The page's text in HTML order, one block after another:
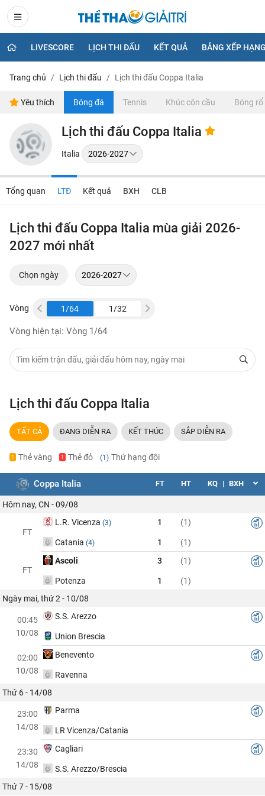
LIVESCORE LỊCH THI ĐẤU KẾT QUẢ BẢNG XẾP
Trang chủ Lịch thi đấu Lịch thi đấu Coppa Italia
Yêu thích Bóng đá Tennis Khúc côn cầu Bóng rổ
Lịch thi đấu Coppa Italia
Italia
Tổng quan LTĐ Kết quả BXH CLB
Lịch thi đấu Coppa Italia mùa giải 2026-
2027 mới nhất
Chọn ngày
Vòng
1/32 1/64 1/32
Vòng hiện tại: Vòng 1/64
Lịch thi đấu Coppa Italia
TẤT CẢ ĐANG DIỄN RA KẾT THÚC SẮP DIỄN RA
1 Thẻ vàng 1 Thẻ đỏ (1) Thứ hạng đội
Coppa Italia FT HT KQ | BXH
Hôm nay, CN - 09/08
FT
L.R. Vicenza (3) 1 (1)
Catania (4) 1 (1)
FT
Ascoli 3 (1)
Potenza 1
(1)
Ngày mai, thứ 2 - 10/08
00:45
10/08
S.S. Arezzo
Union Brescia
02:00
10/08
Benevento
Ravenna
Thứ 6 - 14/08
23:00
14/08
Parma
LR Vicenza/Catania
23:30
14/08
Cagliari
S.S. Arezzo/Brescia
Thứ 7 - 15/08